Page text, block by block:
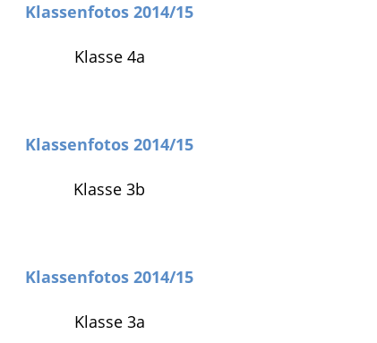
Klassenfotos 2014/15
Klasse 4a
Klassenfotos 2014/15
Klasse 3b
Klassenfotos 2014/15
Klasse 3a